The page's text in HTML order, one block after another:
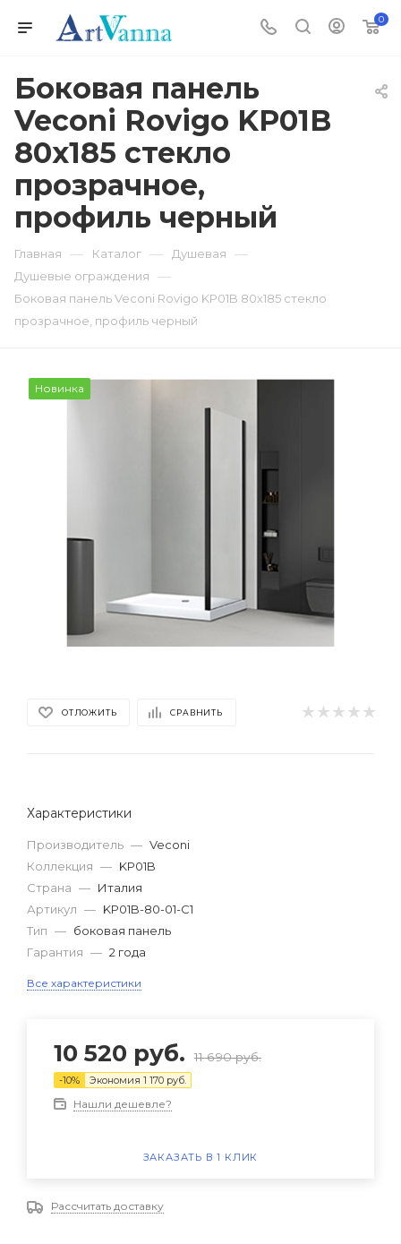
0
Боковая панель
Veconi Rovigo KP01B
80х185 стекло
прозрачное,
профиль черный
Главная — Каталог — Душевая —
Душевые ограждения —
Боковая панель Veconi Rovigo KP01B 80х185 стекло
прозрачное, профиль черный
Новинка
ОТЛОЖИТЬ СРАВНИТЬ
Характеристики
Производитель — Veconi
Коллекция — KP01B
Страна — Италия
Артикул — KP01B-80-01-C1
Тип — боковая панель
Гарантия — 2 года
Все характеристики
10 520 руб. 11 690руб.
-10% Экономия 1 170 руб.
Нашли дешевле?
ЗАКАЗАТЬ В 1 КЛИК
Рассчитать доставку